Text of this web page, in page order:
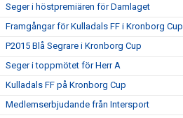
Seger i höstpremiären för Damlaget
Framgångar för Kulladals FF i Kronborg Cup
P2015 Blå Segrare i Kronborg Cup
Seger i toppmötet för Herr A
Kulladals FF på Kronborg Cup
Medlemserbjudande från Intersport